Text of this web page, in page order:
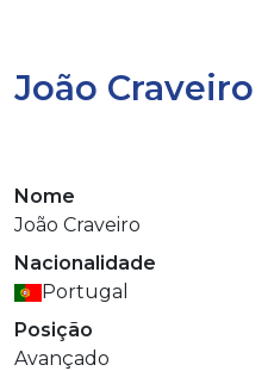
João Craveiro
Nome
João Craveiro
Nacionalidade
Portugal
Posição
Avançado